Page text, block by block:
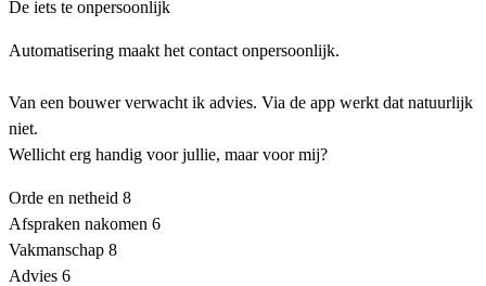
De iets te onpersoonlijk
Automatisering maakt het contact onpersoonlijk.
Van een bouwer verwacht ik advies. Via de app werkt dat natuurlijk
niet.
Wellicht erg handig voor jullie, maar voor mij?
Orde en netheid 8
Afspraken nakomen 6
Vakmanschap 8
Advies 6